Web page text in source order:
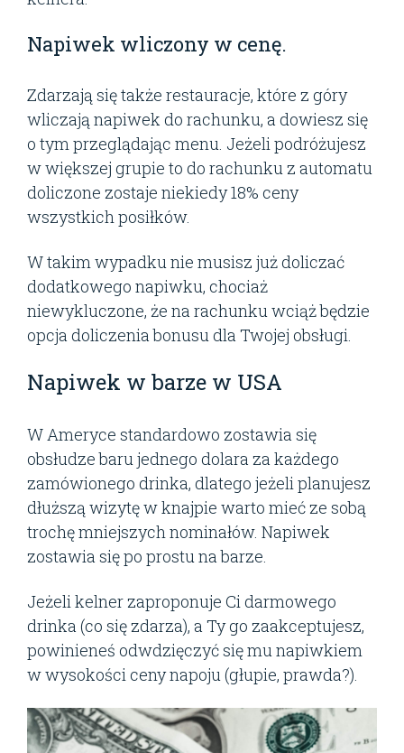
Napiwek wliczony w cenę.
Zdarzają się także restauracje, które z góry
wliczają napiwek do rachunku, a dowiesz się
o tym przeglądając menu. Jeżeli podróżujesz
w większej grupie to do rachunku z automatu
doliczone zostaje niekiedy 18% ceny
wszystkich posiłków.
W takim wypadku nie musisz już doliczać
dodatkowego napiwku, chociaż
niewykluczone, że na rachunku wciąż będzie
opcja doliczenia bonusu dla Twojej obsługi.
Napiwek w barze w USA
W Ameryce standardowo zostawia się
obsłudze baru jednego dolara za każdego
zamówionego drinka, dlatego jeżeli planujesz
dłuższą wizytę w knajpie warto mieć ze sobą
trochę mniejszych nominałów. Napiwek
zostawia się po prostu na barze.
Jeżeli kelner zaproponuje Ci darmowego
drinka (co się zdarza), a Ty go zaakceptujesz,
powinieneś odwdzięczyć się mu napiwkiem
w wysokości ceny napoju (głupie, prawda?).